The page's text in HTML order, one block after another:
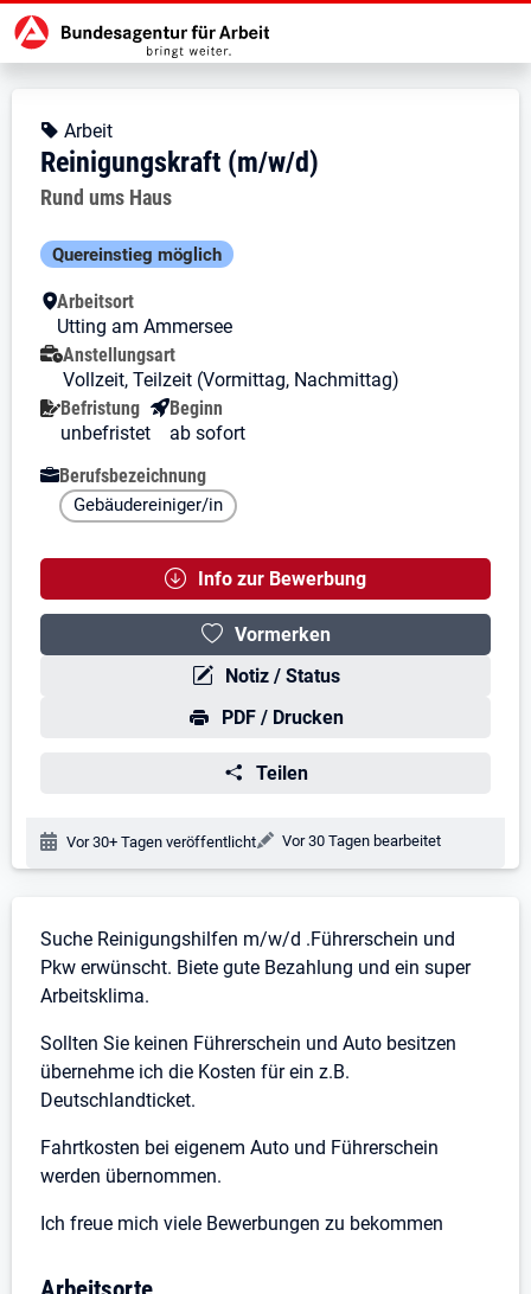
Zur Jobsuche Startseite
Stellendetails zu:
Reinigungskraft (m/w/d)
Reinigungskraft (m/w/d)
Kopfbereich
Angebotsart:
Arbeit
Reinigungskraft (m/w/d)
Arbeitgeber:
Rund ums Haus
Besondere Merkmale
Quereinstieg möglich
Arbeitsort
Utting am Ammersee
Anstellungsart
Vollzeit, Teilzeit (Vormittag, Nachmittag)
Befristung
unbefristet
Beginn
ab sofort
Berufsbezeichnung
Gebäudereiniger/in
Info zur Bewerbung
Vormerken
Notiz / Status
PDF / Drucken
Teilen
Veröffentlichungsdatum:
Vor 30+ Tagen veröffentlicht Änderungsdatum:
Vor 30 Tagen bearbeitet
Stellenbeschreibung
Suche Reinigungshilfen m/w/d .Führerschein und
Pkw erwünscht. Biete gute Bezahlung und ein super
Arbeitsklima.
Sollten Sie keinen Führerschein und Auto besitzen
übernehme ich die Kosten für ein z.B.
Deutschlandticket.
Fahrtkosten bei eigenem Auto und Führerschein
werden übernommen.
Ich freue mich viele Bewerbungen zu bekommen